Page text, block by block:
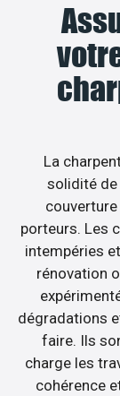
La
solidité de
porteurs. Les
intempéries
rénovation
dégradations
faire. Ils
charge les
cohérence